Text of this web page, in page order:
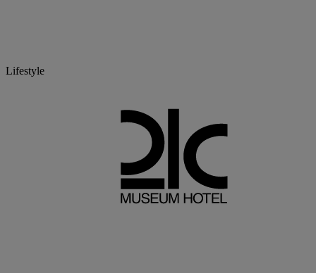
Lifestyle